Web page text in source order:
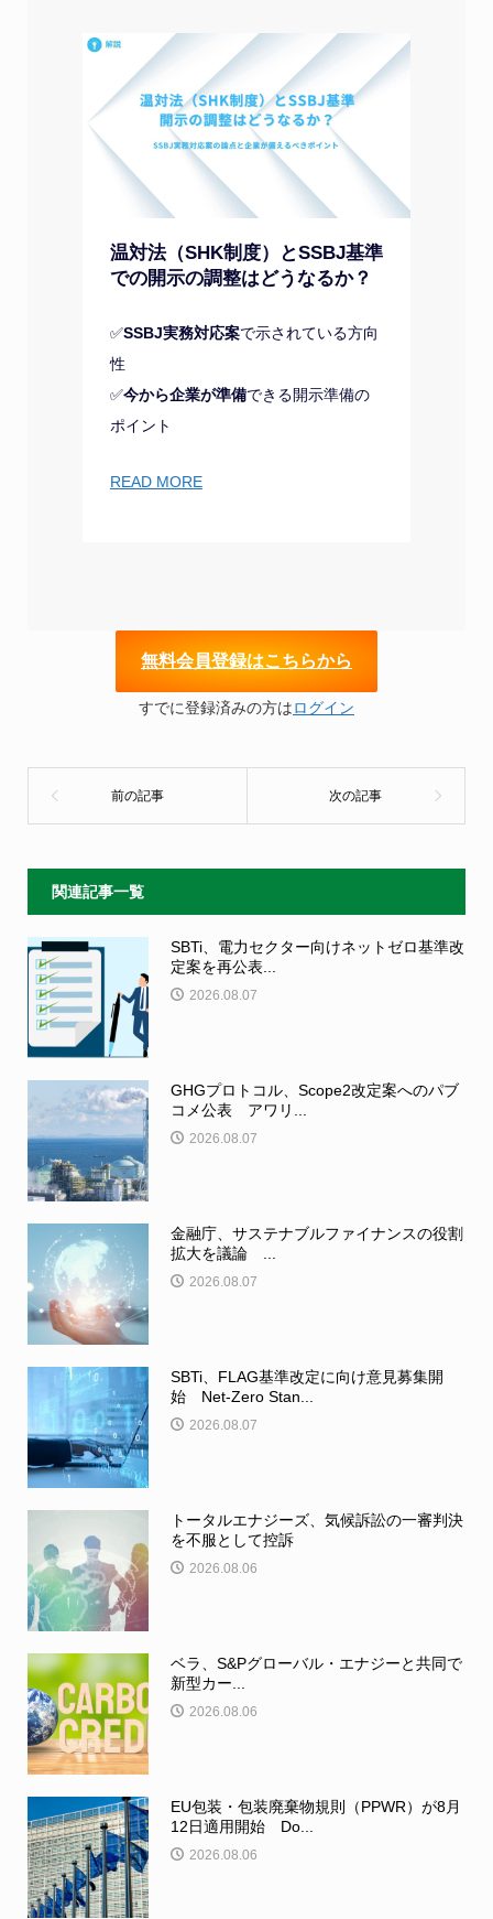
温対法（SHK制度）とSSBJ基準
での開示の調整はどうなるか？
✅SSBJ実務対応案で示されている方向
性
✅今から企業が準備できる開示準備の
ポイント
READ MORE
無料会員登録はこちらから
すでに登録済みの方はログイン
関連記事一覧
SBTi、電力セクター向けネットゼロ基準改
定案を再公表...
2026.08.07
GHGプロトコル、Scope2改定案へのパブ
コメ公表 アワリ...
2026.08.07
金融庁、サステナブルファイナンスの役割
拡大を議論 ...
2026.08.07
SBTi、FLAG基準改定に向け意見募集開
始 Net-Zero Stan...
2026.08.07
トータルエナジーズ、気候訴訟の一審判決
を不服として控訴
2026.08.06
ベラ、S&Pグローバル・エナジーと共同で
新型カー...
2026.08.06
EU包装・包装廃棄物規則（PPWR）が8月
12日適用開始 Do...
2026.08.06